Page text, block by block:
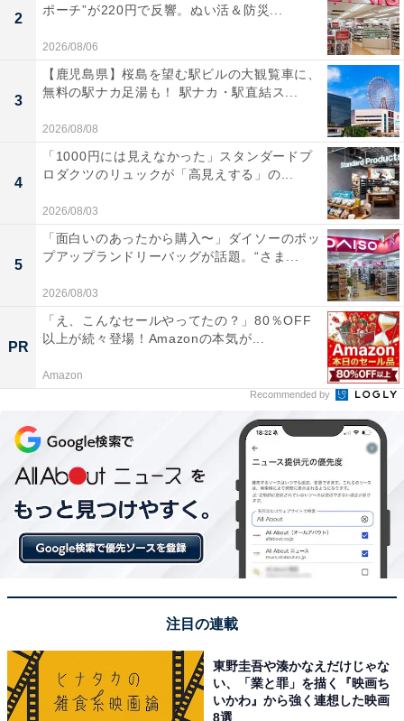
2
ポーチ”が220円で反響。ぬい活＆防災...
2026/08/06
3
【鹿児島県】桜島を望む駅ビルの大観覧車に、
無料の駅ナカ足湯も！ 駅ナカ・駅直結ス...
2026/08/08
4
「1000円には見えなかった」スタンダードプ
ロダクツのリュックが「高見えする」の...
2026/08/03
5
「面白いのあったから購入〜」ダイソーのポッ
プアップランドリーバッグが話題。“さま...
2026/08/03
PR
「え、こんなセールやってたの？」80％OFF
以上が続々登場！Amazonの本気が...
Amazon
Recommended by
注目の連載
東野圭吾や湊かなえだけじゃな
い、「業と罪」を描く『映画ち
いかわ』から強く連想した映画
8選